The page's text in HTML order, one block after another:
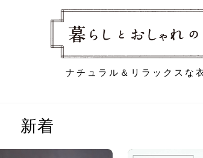
ナチュラル＆リラックスな
新着